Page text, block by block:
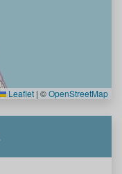
Leaflet | ©OpenStreetMap